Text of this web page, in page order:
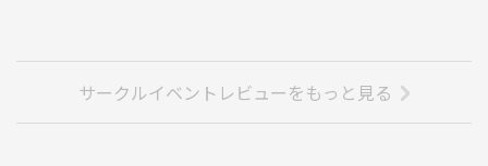
サークルイベントレビューをもっと見る